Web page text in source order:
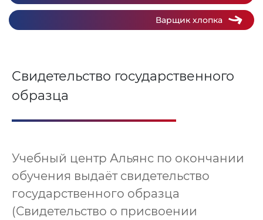
Варщик хлопка
Свидетельство государственного
образца
Учебный центр Альянс по окончании
обучения выдаёт свидетельство
государственного образца
(Свидетельство о присвоении